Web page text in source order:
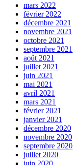
mars 2022
février 2022
décembre 2021
novembre 2021
octobre 2021
septembre 2021
août 2021
juillet 2021
juin 2021
mai 2021
avril 2021
mars 2021
février 2021
janvier 2021
décembre 2020
novembre 2020
septembre 2020
juillet 2020